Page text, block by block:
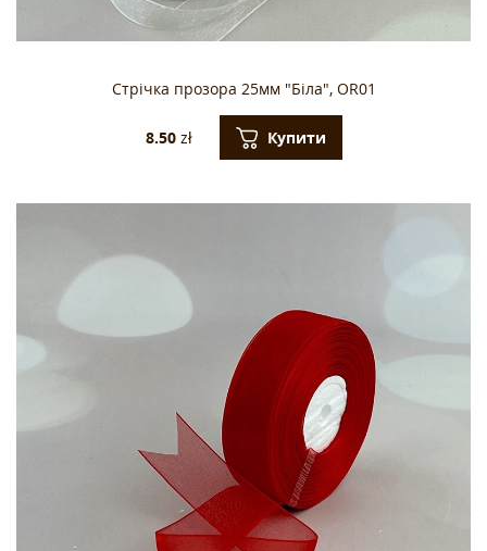
Стрічка прозора 25мм "Біла", OR01
8.50zł Купити